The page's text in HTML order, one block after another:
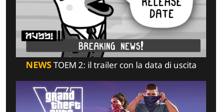
NEWSTOEM 2: il trailer con la data di uscita